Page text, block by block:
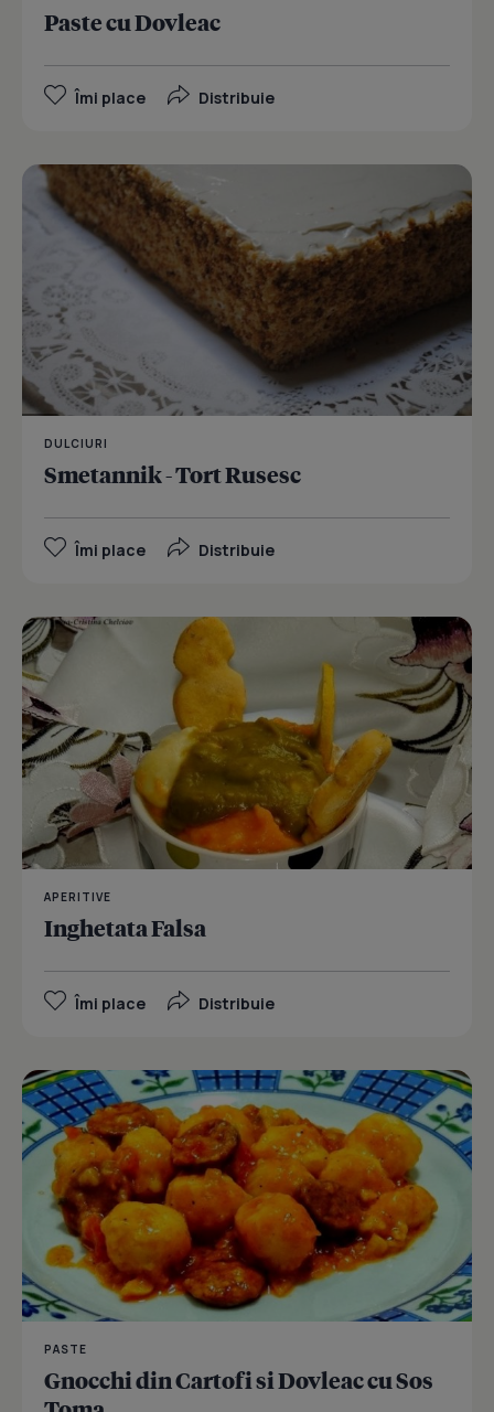
Paste cu Dovleac
Îmi place Distribuie
DULCIURI
Smetannik - Tort Rusesc
Îmi place Distribuie
APERITIVE
Inghetata Falsa
Îmi place Distribuie
PASTE
Gnocchi din Cartofi si Dovleac cu Sos